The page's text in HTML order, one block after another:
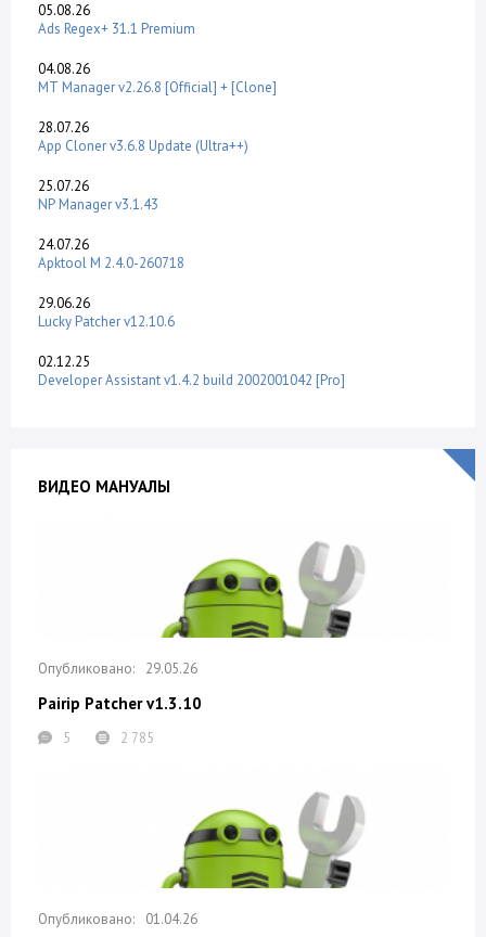
05.08.26
Ads Regex+ 31.1 Premium
04.08.26
MT Manager v2.26.8 [Official] + [Clone]
28.07.26
App Cloner v3.6.8 Update (Ultra++)
25.07.26
NP Manager v3.1.43
24.07.26
Apktool M 2.4.0-260718
29.06.26
Lucky Patcher v12.10.6
02.12.25
Developer Assistant v1.4.2 build 2002001042 [Pro]
ВИДЕО МАНУАЛЫ
29.05.26
Pairip Patcher v1.3.10
5 2 785
01.04.26